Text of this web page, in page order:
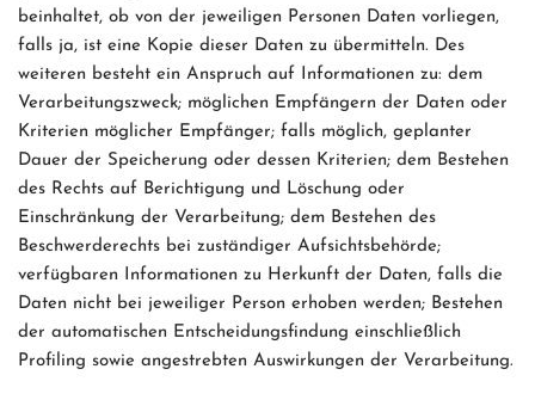
beinhaltet, ob von der jeweiligen Personen Daten vorliegen,
falls ja, ist eine Kopie dieser Daten zu übermitteln. Des
weiteren besteht ein Anspruch auf Informationen zu: dem
Verarbeitungszweck; möglichen Empfängern der Daten oder
Kriterien möglicher Empfänger; falls möglich, geplanter
Dauer der Speicherung oder dessen Kriterien; dem Bestehen
des Rechts auf Berichtigung und Löschung oder
Einschränkung der Verarbeitung; dem Bestehen des
Beschwerderechts bei zuständiger Aufsichtsbehörde;
verfügbaren Informationen zu Herkunft der Daten, falls die
Daten nicht bei jeweiliger Person erhoben werden; Bestehen
der automatischen Entscheidungsfindung einschließlich
Profiling sowie angestrebten Auswirkungen der Verarbeitung.